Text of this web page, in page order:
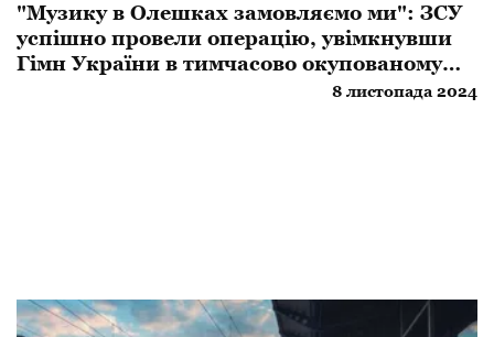
​"Музику в Олешках замовляємо ми": ЗСУ
успішно провели операцію, увімкнувши
Гімн України в тимчасово окупованому
8 листопада 2024